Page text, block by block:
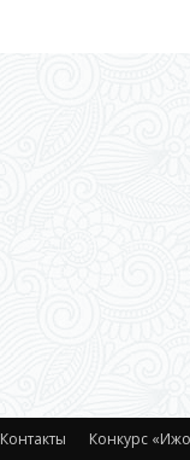
Контакты Конкурс